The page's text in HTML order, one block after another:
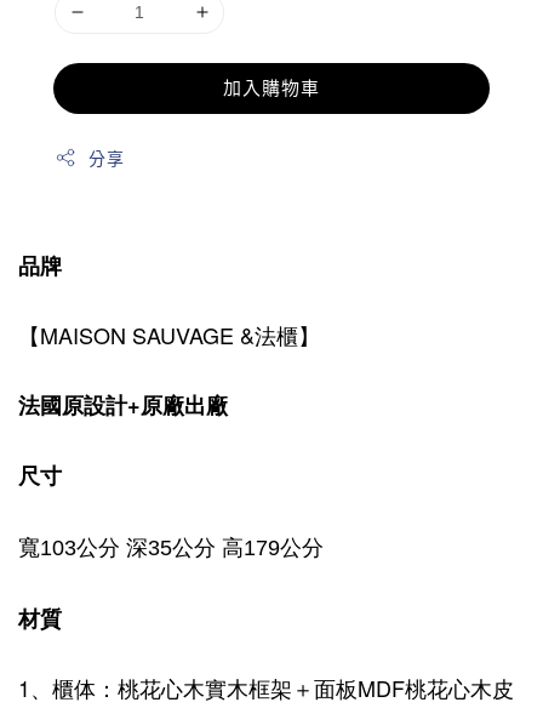
加入購物車
分享
品牌
【MAISON SAUVAGE &法櫃】
法國原設計+原廠出廠
尺寸
寬103公分 深35公分 高179公分
材質
1、櫃体：桃花心木實木框架＋面板MDF桃花心木皮